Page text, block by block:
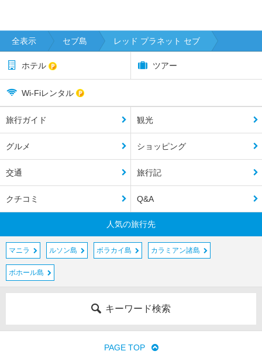
全表示 セブ島 レッド プラネット セブ
ホテル ツアー
Wi-Fiレンタル
旅行ガイド 観光
グルメ ショッピング
交通 旅行記
クチコミ Q&A
人気の旅行先
マニラ ルソン島 ボラカイ島 カラミアン諸島
ボホール島
キーワード検索
PAGE TOP